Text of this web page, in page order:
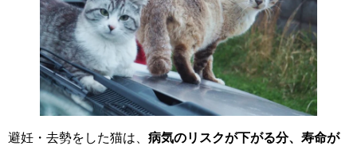
避妊・去勢をした猫は、 病気のリスクが下がる分、寿命が